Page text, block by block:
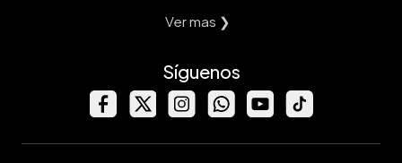
Ver mas ❯
Síguenos